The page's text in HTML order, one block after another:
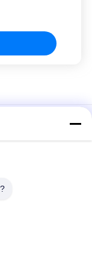
हिप हॉप कैप
सलाम
flag special